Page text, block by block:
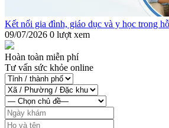
Kết nối gia đình, giáo dục và y học trong
09/07/2026 0 lượt xem
Hoàn toàn miễn phí
Tư vấn sức khỏe online